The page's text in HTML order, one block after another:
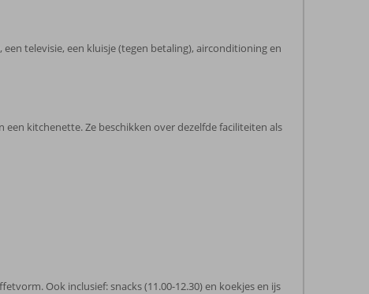
televisie, een kluisje (tegen betaling), airconditioning en
kitchenette. Ze beschikken over dezelfde faciliteiten als
Ook inclusief: snacks (11.00-12.30) en koekjes en ijs